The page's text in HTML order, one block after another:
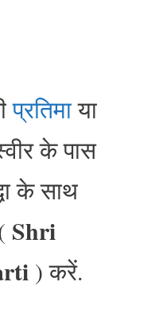
प्रतिमाया
के पास
के साथ
Shri
) करें.